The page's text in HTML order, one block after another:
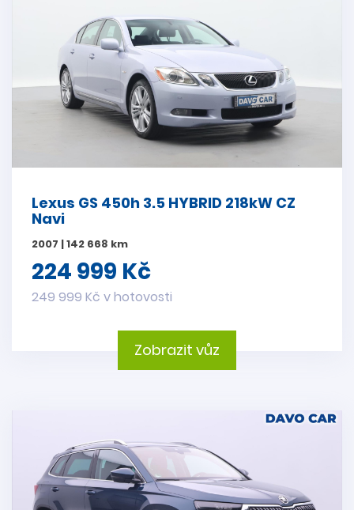
Lexus GS 450h 3.5 HYBRID 218kW CZ
Navi
2007 | 142 668 km
224 999 Kč
249 999 Kč v hotovosti
Zobrazit vůz